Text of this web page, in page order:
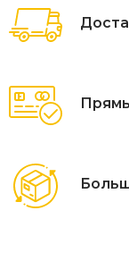
температуры.
стулья.
темные,